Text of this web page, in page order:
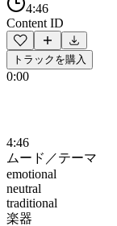
4:46
Content ID
トラックを購入
0:00
4:46
ムード／テーマ
emotional
neutral
traditional
楽器